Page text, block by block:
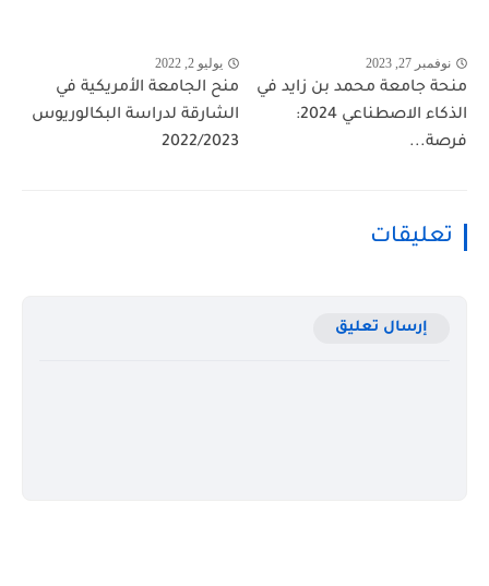
نوفمبر 27, 2023
منحة جامعة محمد بن زايد في
الذكاء الاصطناعي 2024:
فرصة...
يوليو 2, 2022
منح الجامعة الأمريكية في
الشارقة لدراسة البكالوريوس
2022/2023
تعليقات
إرسال تعليق